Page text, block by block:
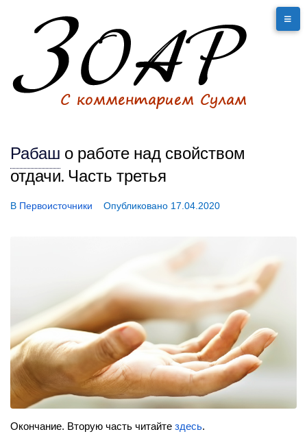
Рабаш о работе над свойством
отдачи. Часть третья
В Первоисточники Опубликовано 17.04.2020
Окончание. Вторую часть читайте здесь.